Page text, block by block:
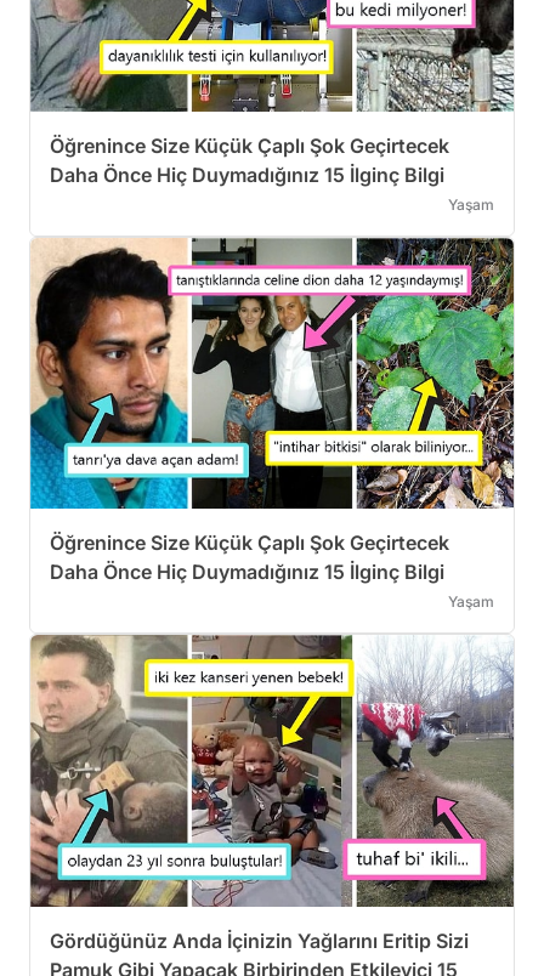
Öğrenince Size Küçük Çaplı Şok Geçirtecek
Daha Önce Hiç Duymadığınız 15 İlginç Bilgi
Yaşam
Öğrenince Size Küçük Çaplı Şok Geçirtecek
Daha Önce Hiç Duymadığınız 15 İlginç Bilgi
Yaşam
Gördüğünüz Anda İçinizin Yağlarını Eritip Sizi
Pamuk Gibi Yapacak Birbirinden Etkileyici 15